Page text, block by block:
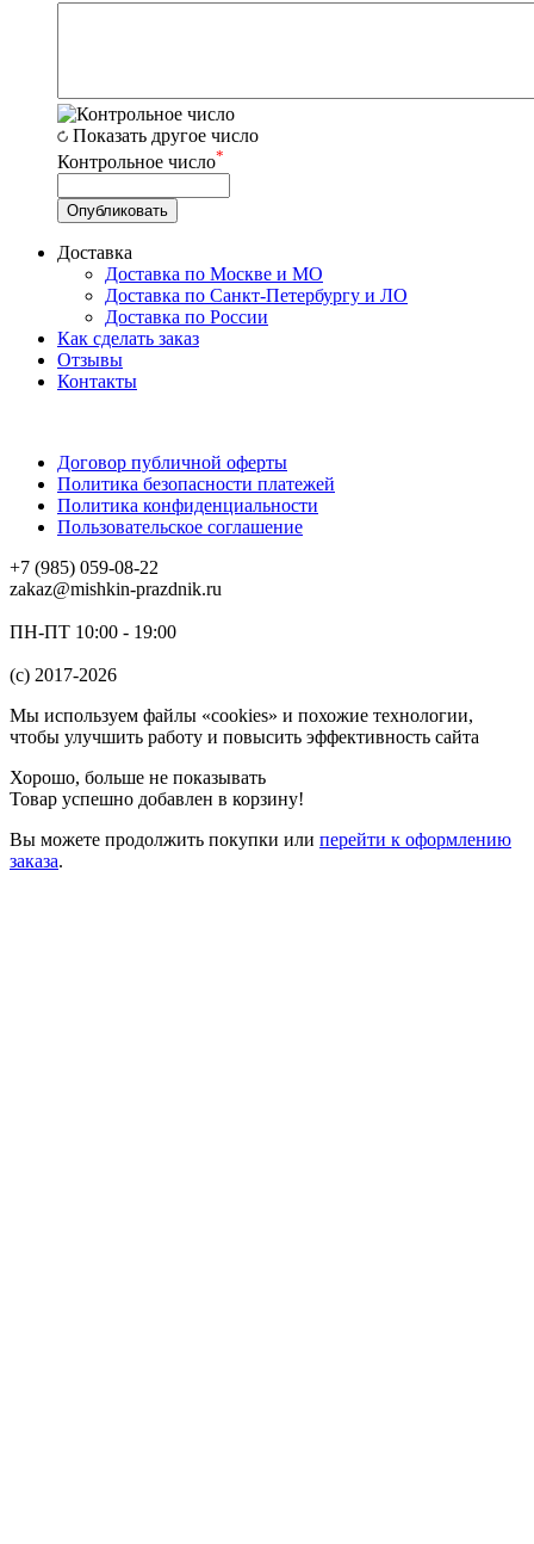
Показать другое число
Контрольное число*
Доставка
Доставка по Москве и МО
Доставка по Санкт-Петербургу и ЛО
Доставка по России
Как сделать заказ
Отзывы
Контакты
Договор публичной оферты
Политика безопасности платежей
Политика конфиденциальности
Пользовательское соглашение
+7 (985) 059-08-22
zakaz@mishkin-prazdnik.ru
ПН-ПТ 10:00 - 19:00
(c) 2017-2026
Мы используем файлы «cookies» и похожие технологии,
чтобы улучшить работу и повысить эффективность сайта
Хорошо, больше не показывать
Товар успешно добавлен в корзину!
Вы можете продолжить покупки или перейти к оформлению
заказа.